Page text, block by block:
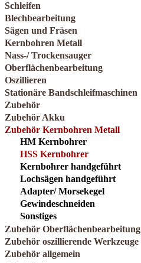
Schleifen
Blechbearbeitung
Sägen und Fräsen
Kernbohren Metall
Nass-/ Trockensauger
Oberflächenbearbeitung
Oszillieren
Stationäre Bandschleifmaschinen
Zubehör
Zubehör Akku
Zubehör Kernbohren Metall
HM Kernbohrer
HSS Kernbohrer
Kernbohrer handgeführt
Lochsägen handgeführt
Adapter/ Morsekegel
Gewindeschneiden
Sonstiges
Zubehör Oberflächenbearbeitung
Zubehör oszillierende Werkzeuge
Zubehör allgemein